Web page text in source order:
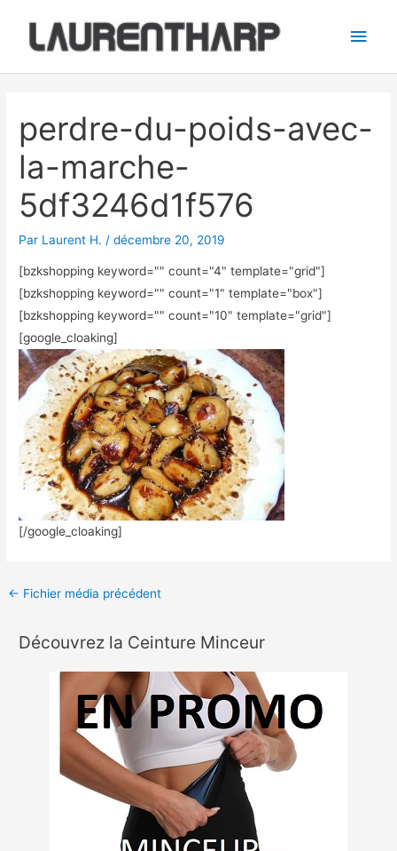
contenu
perdre-du-poids-avec-
la-marche-
5df3246d1f576
Par Laurent H. /décembre 20, 2019
[bzkshopping keyword="" count="4" template="grid"]
[bzkshopping keyword="" count="1" template="box"]
[bzkshopping keyword="" count="10" template="grid"]
[google_cloaking]
[/google_cloaking]
articles
← Fichier média précédent
Découvrez la Ceinture Minceur